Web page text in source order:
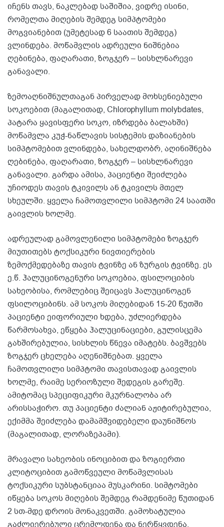
იჩენს თავს, ნაკლებად საშიშია, ვიდრე ისინი,
რომელთა მიღების შემდეგ სიმპტომები
მოგვიანებით (უმეტესად 6 საათის შემდეგ)
ვლინდება. მოწამვლის ადრეული ნიშნებია
ღებინება, ფაღარათი, ზოგჯერ – სისხლნარევი
განავალი.
ზემოაღნიშნულთაგან პირველად მოხსენიებული
სოკოებით (მაგალითად, Chlorophyllum molybdates,
პატარა ყავისფერი სოკო, იზრდება ბალახში)
მოწამვლა კუჭ-ნაწლავის სისტემის დაზიანების
სიმპტომებით ვლინდება, სახელდობრ, აღინიშნება
ღებინება, ფაღარათი, ზოგჯერ – სისხლნარევი
განავალი. გარდა ამისა, პაციენტი შეიძლება
უჩიოდეს თავის ტკივილს ან ტკივილს მთელ
სხეულში. ყველა ჩამოთვლილი სიმპტომი 24 საათში
გაივლის ხოლმე.
ადრეულად გამოვლენილი სიმპტომები ზოგჯერ
მიუთითებს ტოქსიკური ნივთიერების
ზემოქმედებაზე თავის ტვინზე ან ზურგის ტვინზე. ეს
ე.წ. ჰალუცინოგენური სოკოებია, ფსილოციბის
სახეობისა, რომლებიც შეიცავს ჰალუცინოგენ
ფსილოციბინს. ამ სოკოს მიღებიდან 15-20 წუთში
პაციენტი ეიფორიული ხდება, უძლიერდება
წარმოსახვა, ეწყება ჰალუცინაციები, გულისცემა
გახშირებულია, სისხლის წნევა იმატებს. ბავშვებს
ზოგჯერ ცხელება აღენიშნებათ. ყველა
ჩამოთვლილი სიმპტომი თავისთავად გაივლის
ხოლმე, რაიმე სერიოზული შედეგის გარეშე.
ამიტომაც სპეციფიკური მკურნალობა არ
არისსაჭირო. თუ პაციენტი ძალიან აჟიტირებულია,
ექიმმა შეიძლება დამამშვიდებელი დაუნიშნოს
(მაგალითად, ლორაზეპამი).
მრავალი სახეობის ინოციბით და ზოგიერთი
კლიტოციბით გამოწვეული მოწამვლისას
ტოქსიკური სუბსტანციაა მუსკარინი. სიმტომები
იწყება სოკოს მიღების შემდეგ რამდენიმე წუთიდან
2 სთ-მდე დროის მონაკვეთში. გამოხატულია
გაძლიერებული ცრემლდენა და ნერწყვდენა,